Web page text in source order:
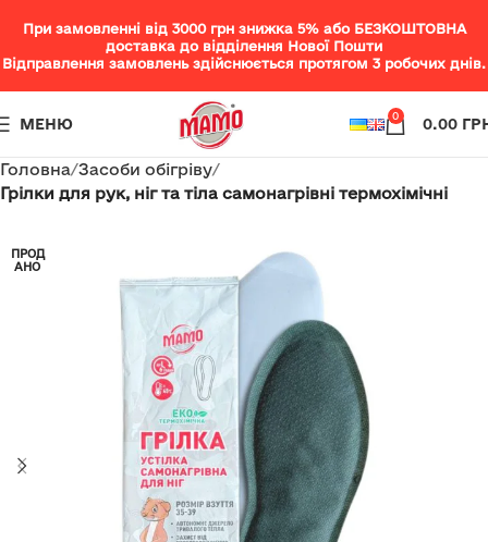
При замовленні від 3000 грн знижка 5% або БЕЗКОШТОВНА
доставка до відділення Нової Пошти
Відправлення замовлень здійснюється протягом 3 робочих днів.
МЕНЮ 0 0.00
Головна Засоби обігріву
Грілки для рук, ніг та тіла самонагрівні термохімічні
ПРОД
АНО